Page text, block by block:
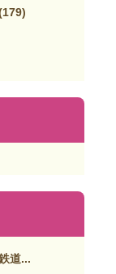
道...